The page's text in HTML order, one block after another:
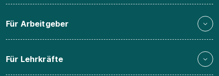
Für Arbeitgeber
Für Lehrkräfte